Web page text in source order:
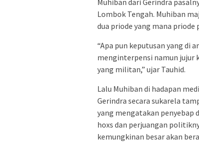
Muhiban dari Gerindra
Lombok Tengah. Muhiban
dua priode yang mana priode
“Apa pun keputusan yang di
menginterpensi namun jujur
yang militan,” ujar Tauhid.
Lalu Muhiban di hadapan
Gerindra secara sukarela
yang mengatakan penyebap
hoxs dan perjuangan
kemungkinan besar akan